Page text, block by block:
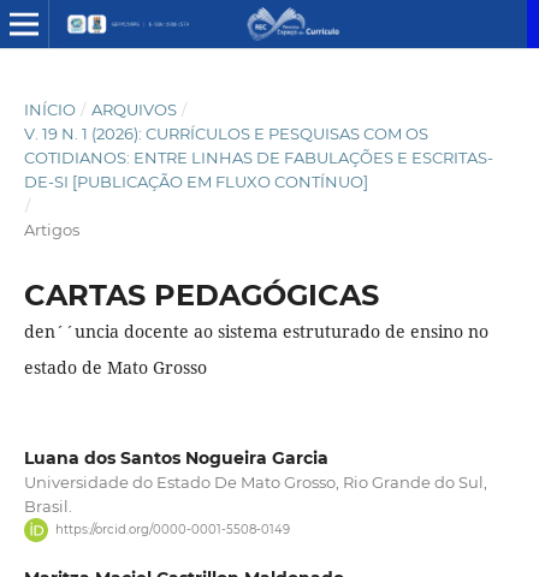
INÍCIO / ARQUIVOS /
V. 19 N. 1 (2026): CURRÍCULOS E PESQUISAS COM OS
COTIDIANOS: ENTRE LINHAS DE FABULAÇÕES E ESCRITAS-
DE-SI [PUBLICAÇÃO EM FLUXO CONTÍNUO]
/
Artigos
CARTAS PEDAGÓGICAS
den´´uncia docente ao sistema estruturado de ensino no
estado de Mato Grosso
Luana dos Santos Nogueira Garcia
Universidade do Estado De Mato Grosso, Rio Grande do Sul,
Brasil.
https://orcid.org/0000-0001-5508-0149